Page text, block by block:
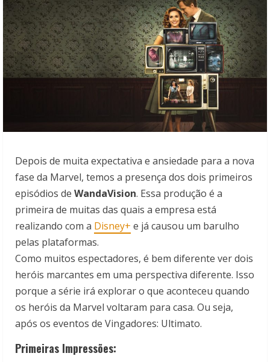
Depois de muita expectativa e ansiedade para a nova
fase da Marvel, temos a presença dos dois primeiros
episódios de WandaVision. Essa produção é a
primeira de muitas das quais a empresa está
realizando com a Disney+ e já causou um barulho
pelas plataformas.
Como muitos espectadores, é bem diferente ver dois
heróis marcantes em uma perspectiva diferente. Isso
porque a série irá explorar o que aconteceu quando
os heróis da Marvel voltaram para casa. Ou seja,
após os eventos de Vingadores: Ultimato.
Primeiras Impressões: